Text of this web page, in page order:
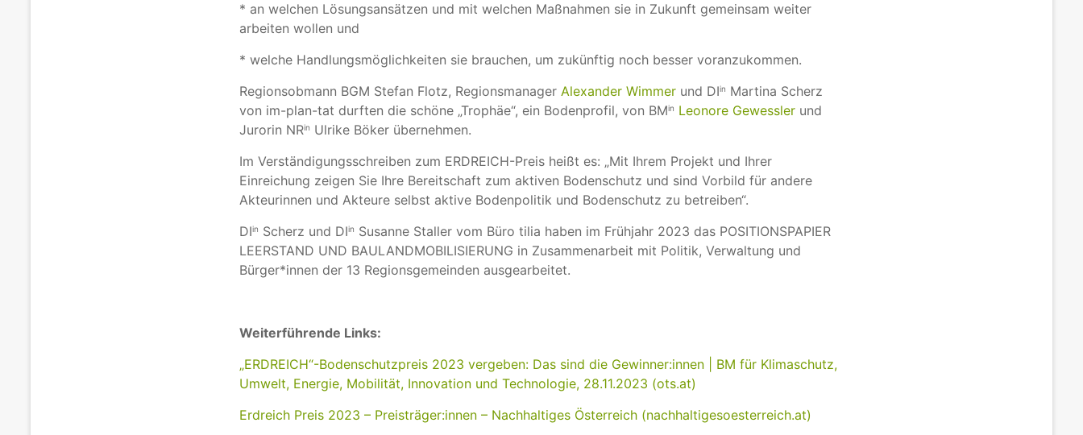
* an welchen Lösungsansätzen und mit welchen Maßnahmen sie in Zukunft gemeinsam weiter
arbeiten wollen und
* welche Handlungsmöglichkeiten sie brauchen, um zukünftig noch besser voranzukommen.
Regionsobmann BGM Stefan Flotz, Regionsmanager Alexander Wimmer und DIin Martina Scherz
von im-plan-tat durften die schöne „Trophäe“, ein Bodenprofil, von BMin Leonore Gewessler und
Jurorin NRin Ulrike Böker übernehmen.
Im Verständigungsschreiben zum ERDREICH-Preis heißt es: „Mit Ihrem Projekt und Ihrer
Einreichung zeigen Sie Ihre Bereitschaft zum aktiven Bodenschutz und sind Vorbild für andere
Akteurinnen und Akteure selbst aktive Bodenpolitik und Bodenschutz zu betreiben“.
DIin Scherz und DIin Susanne Staller vom Büro tilia haben im Frühjahr 2023 das POSITIONSPAPIER
LEERSTAND UND BAULANDMOBILISIERUNG in Zusammenarbeit mit Politik, Verwaltung und
Bürger*innen der 13 Regionsgemeinden ausgearbeitet.
Weiterführende Links:
„ERDREICH“-Bodenschutzpreis 2023 vergeben: Das sind die Gewinner:innen | BM für Klimaschutz,
Umwelt, Energie, Mobilität, Innovation und Technologie, 28.11.2023 (ots.at)
Erdreich Preis 2023 – Preisträger:innen – Nachhaltiges Österreich (nachhaltigesoesterreich.at)